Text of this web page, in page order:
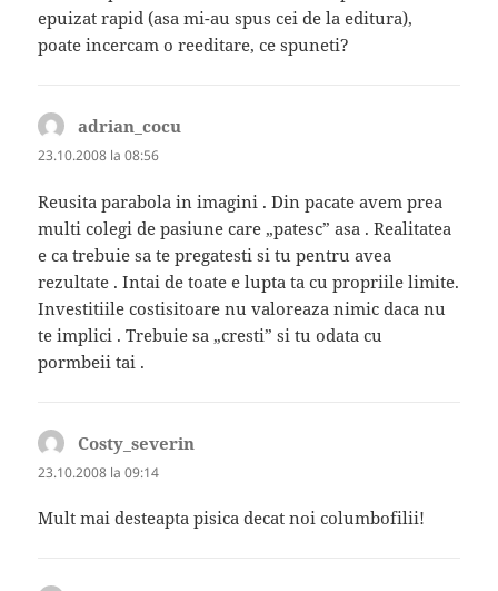
epuizat rapid (asa mi-au spus cei de la editura),
poate incercam o reeditare, ce spuneti?
adrian_cocu
23.10.2008 la 08:56
Reusita parabola in imagini . Din pacate avem prea
multi colegi de pasiune care „patesc” asa . Realitatea
e ca trebuie sa te pregatesti si tu pentru avea
rezultate . Intai de toate e lupta ta cu propriile limite.
Investitiile costisitoare nu valoreaza nimic daca nu
te implici . Trebuie sa „cresti” si tu odata cu
pormbeii tai .
Costy_severin
23.10.2008 la 09:14
Mult mai desteapta pisica decat noi columbofilii!